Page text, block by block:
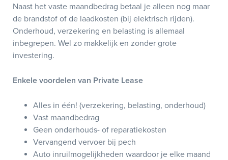
Naast het vaste maandbedrag betaal je alleen nog maar
de brandstof of de laadkosten (bij elektrisch rijden).
Onderhoud, verzekering en belasting is allemaal
inbegrepen. Wel zo makkelijk en zonder grote
investering.
Enkele voordelen van Private Lease
Alles in één! (verzekering, belasting, onderhoud)
Vast maandbedrag
Geen onderhouds- of reparatiekosten
Vervangend vervoer bij pech
Auto inruilmogelijkheden waardoor je elke maand